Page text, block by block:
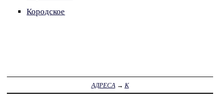
Кородское
АДРЕСА → К